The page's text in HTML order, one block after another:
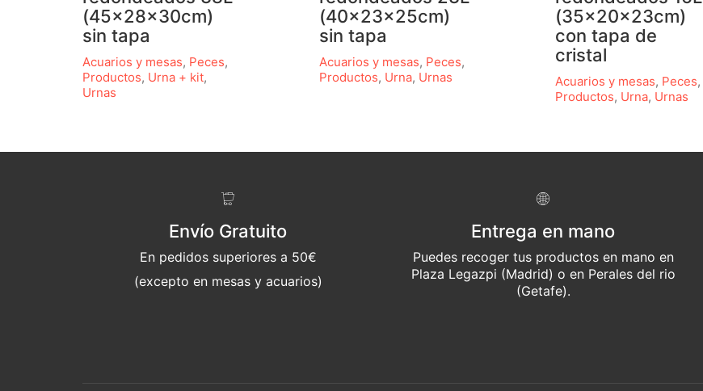
(45x28x30cm)
sin tapa
Acuarios y mesas, Peces,
Productos, Urna + kit,
Urnas
(40x23x25cm)
sin tapa
Acuarios y mesas, Peces,
Productos, Urna, Urnas
(35x20x23cm)
con tapa de
cristal
Acuarios y mesas, Peces,
Productos, Urna, Urnas
Envío Gratuito
En pedidos superiores a 50€
(excepto en mesas y acuarios)
Entrega en mano
Puedes recoger tus productos en mano en
Plaza Legazpi (Madrid) o en Perales del rio
(Getafe).